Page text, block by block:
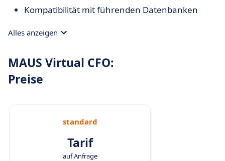
Kompatibilität mit führenden Datenbanken
Alles anzeigen
MAUS Virtual CFO:
Preise
standard
Tarif
auf Anfrage